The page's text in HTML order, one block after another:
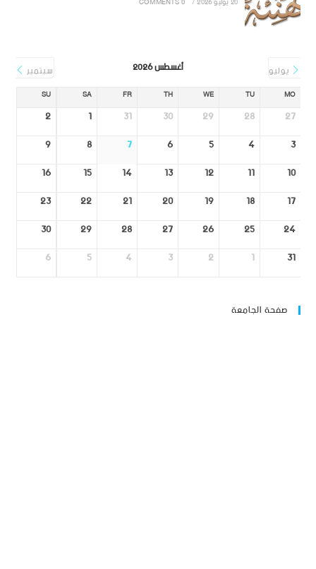
يوليو أغسطس 2026 سبتمبر
MO
TU
WE
TH
FR
SA
SU
27
28
29
30
31
1
2
3
4
5
6
7
8
9
10
11
12
13
14
15
16
17
18
19
20
21
22
23
24
25
26
27
28
29
30
31
1
2
3
4
5
6
صفحة الجامعة